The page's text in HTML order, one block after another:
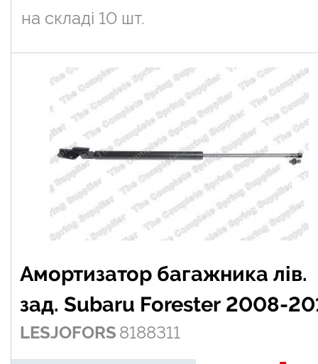
на складі 10 шт.
Амортизатор багажника лів.
зад. Subaru Forester 2008-
LESJOFORS 8188311